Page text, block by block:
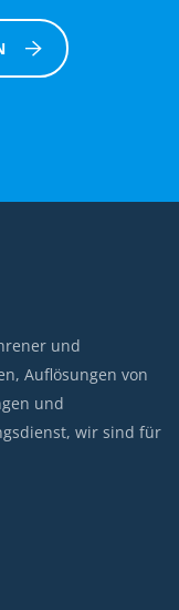
und
Auflösungen von
und
wir sind für